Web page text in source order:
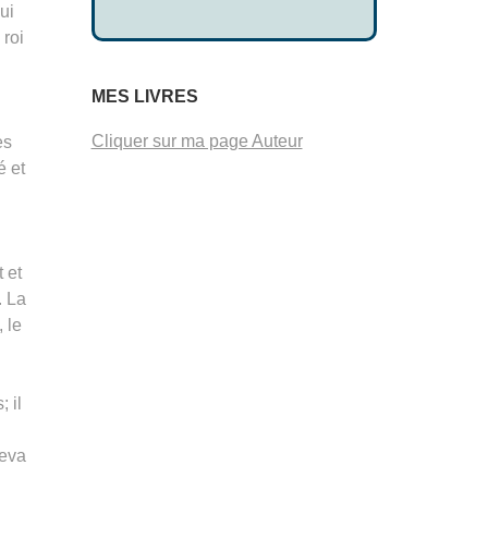
roi
et
et
La
le
il
MES LIVRES
Cliquer sur ma page Auteur